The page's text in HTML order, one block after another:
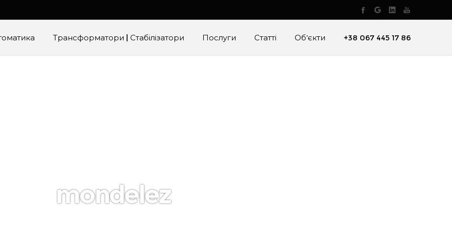
Трансформатори | Стабілізатори Послуги Статті Об’єкти +38 067 445 17 86
mondelez